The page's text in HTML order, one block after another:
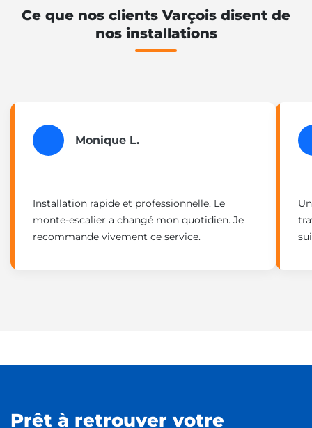
Ce que nos clients Varçois disent de
nos installations
Monique L.
Installation rapide et professionnelle. Le
monte-escalier a changé mon quotidien. Je
recommande vivement ce service.
Prêt à retrouver votre